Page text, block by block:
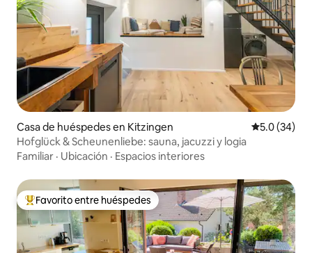
Casa de huéspedes en Kitzingen Calificación
5.0 (34)
Hofglück & Scheunenliebe: sauna, jacuzzi y logia
Familiar · Ubicación · Espacios interiores
Favorito entre huéspedes preferido
Favorito entre huéspedes